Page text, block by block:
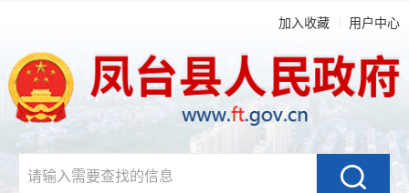
加入收藏 用户中心